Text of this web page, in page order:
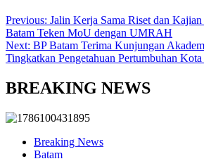
Previous: Jalin Kerja Sama Riset dan
Batam Teken MoU dengan UMRAH
Next: BP Batam Terima Kunjungan
Tingkatkan Pengetahuan Pertumbuhan
BREAKING NEWS
Breaking News
Batam